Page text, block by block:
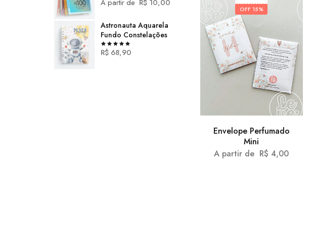
OFF 15%
Envelope Perfumado
Mini
A partir de R$ 4,00
A partir de R$ 10,00
Astronauta Aquarela
Fundo Constelações
R$ 68,90